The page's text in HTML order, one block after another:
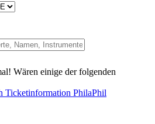
Wären einige der folgenden
Ticketinformation PhilaPhil